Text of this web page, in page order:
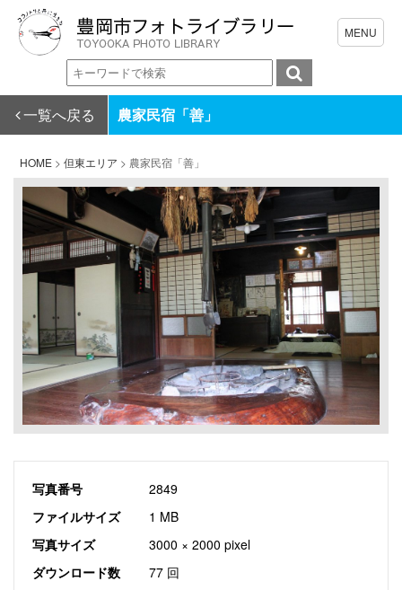
一覧へ戻る 農家民宿「善」
HOME > 但東エリア > 農家民宿「善」
写真番号
2849
ファイルサイズ
1 MB
写真サイズ
3000 × 2000 pixel
ダウンロード数
77 回